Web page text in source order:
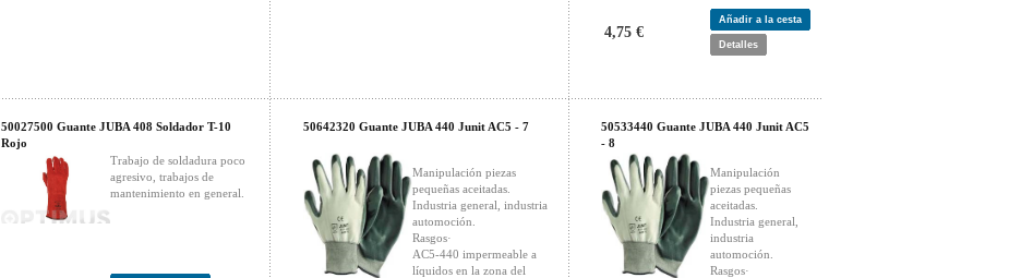
4,75 €
Añadir a la cesta
Detalles
50027500 Guante JUBA 408 Soldador T-10
Rojo
Trabajo de soldadura poco
agresivo, trabajos de
mantenimiento en general.
50642320 Guante JUBA 440 Junit AC5 - 7
Manipulación piezas
pequeñas aceitadas.
Industria general, industria
automoción.
Rasgos·
AC5-440 impermeable a
líquidos en la zona del
50533440 Guante JUBA 440 Junit AC5
- 8
Manipulación
piezas pequeñas
aceitadas.
Industria general,
industria
automoción.
Rasgos·